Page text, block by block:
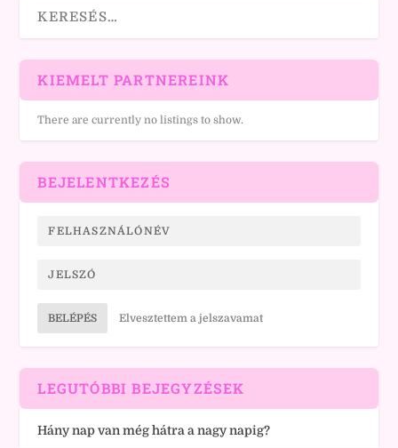
KIEMELT PARTNEREINK
There are currently no listings to show.
BEJELENTKEZÉS
BELÉPÉS Elvesztettem a jelszavamat
LEGUTÓBBI BEJEGYZÉSEK
Hány nap van még hátra a nagy napig?